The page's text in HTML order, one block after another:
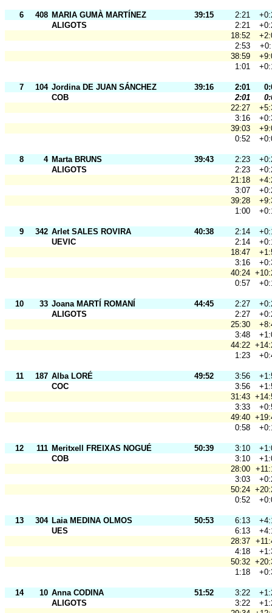
6 408 MARIA GUMÀ MARTÍNEZ 39:15 2:21
ALIGOTS
2:21
18:52
2:53
38:59
1:01
7 104 Jordina DE JUAN SÁNCHEZ 39:16 2:01
COB
2:01
22:27
3:16
39:03
0:52
8 4 Marta BRUNS 39:43 2:23
ALIGOTS
2:23
21:18
3:07
39:28
1:00
9 342 Arlet SALES ROVIRA 40:38 2:14
UEVIC
2:14
18:47
3:16
40:24
0:57
10 33 Joana MARTÍ ROMANÍ 44:45 2:27
ALIGOTS
2:27
25:30
3:48
44:22
1:23
11 187 Alba LORÉ 49:52 3:56
COC
3:56
31:43
3:33
49:40
0:58
12 111 Meritxell FREIXAS NOGUÉ 50:39 3:10
COB
3:10
28:00
3:03
50:24
0:52
13 304 Laia MEDINA OLMOS 50:53 6:13
UES
6:13
28:37
4:18
50:32
1:18
14 10 Anna CODINA 51:52 3:22
ALIGOTS
3:22